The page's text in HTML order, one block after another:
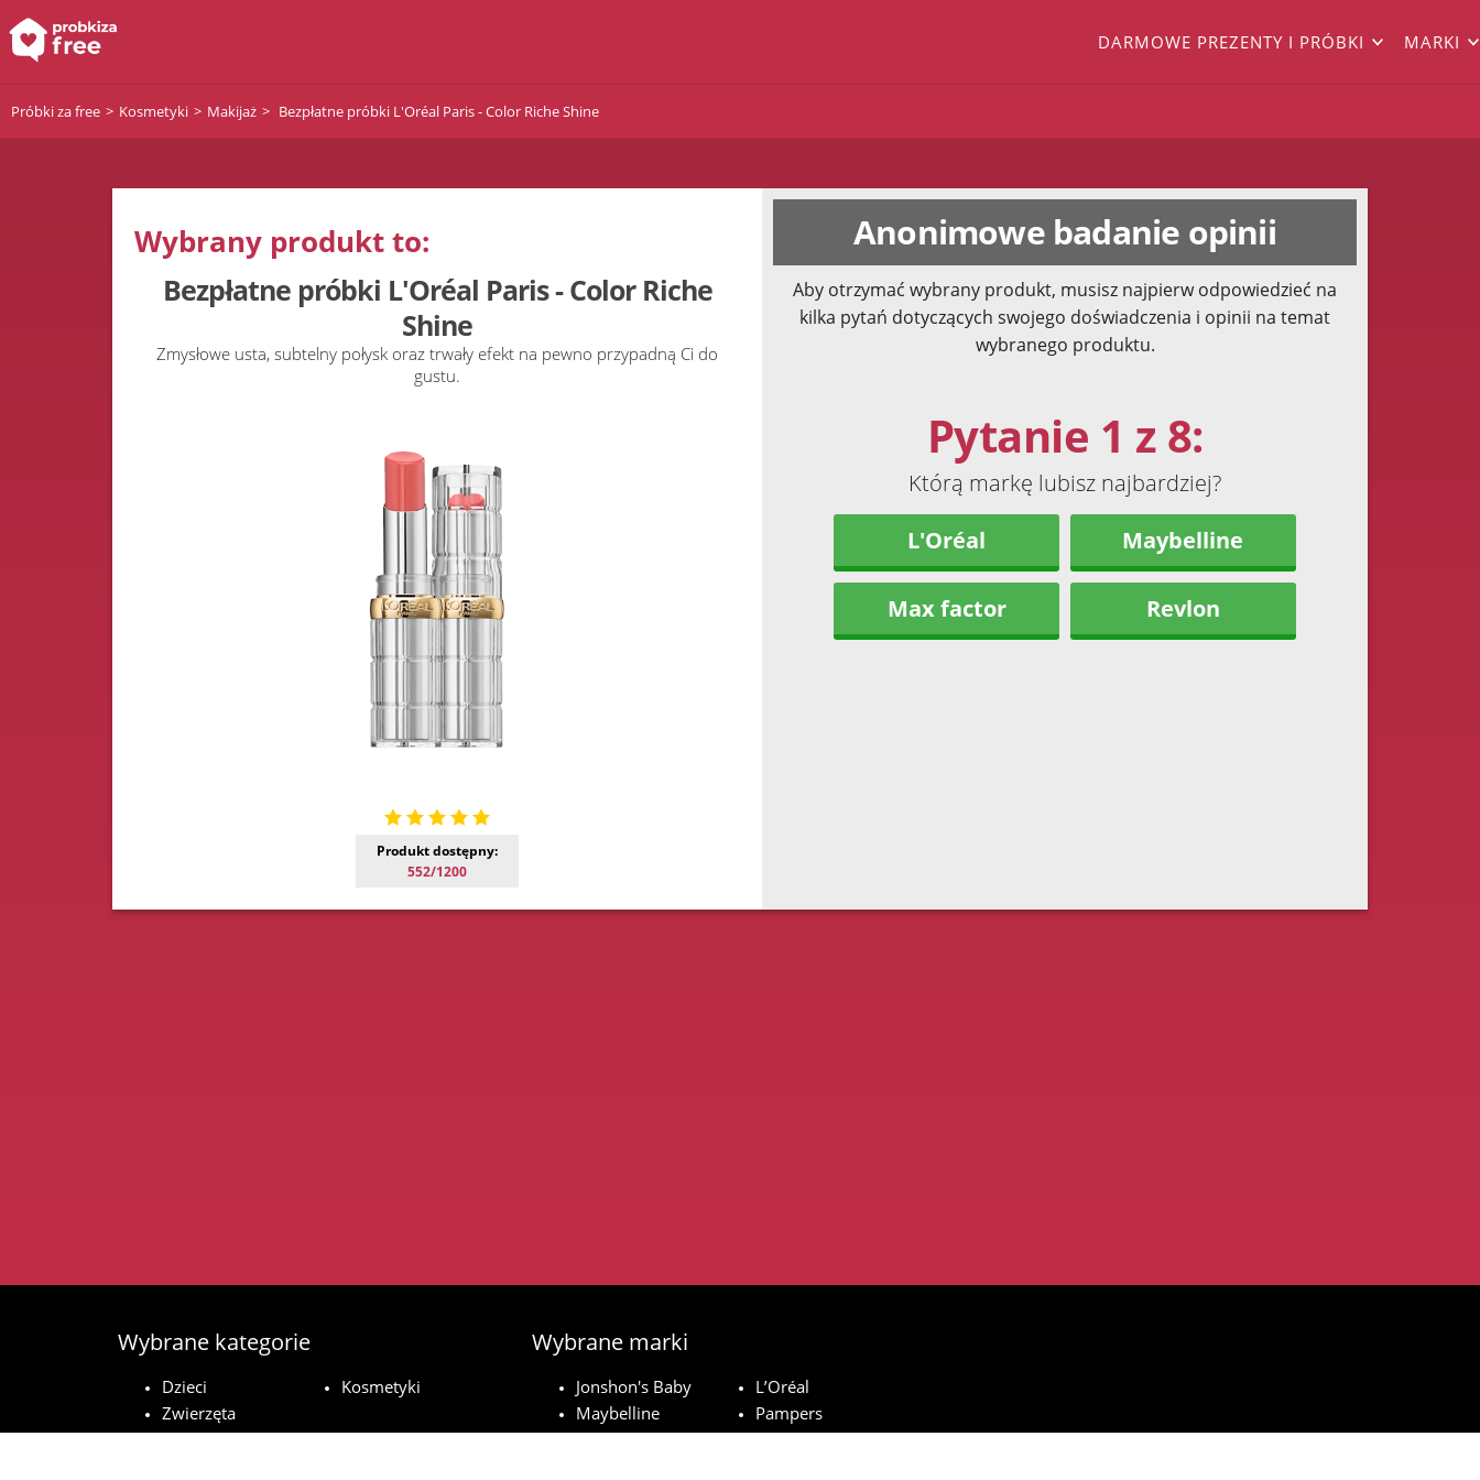
DARMOWE PREZENTY I PRÓBKI MARKI
Próbki za free Kosmetyki Makijaż Bezpłatne próbki L'Oréal Paris - Color Riche Shine
Wybrany produkt to:
Bezpłatne próbki L'Oréal Paris - Color Riche
Shine
Zmysłowe usta, subtelny połysk oraz trwały efekt na pewno przypadną Ci do
gustu.
Produkt dostępny:
552/1200
Anonimowe badanie opinii
Aby otrzymać wybrany produkt, musisz najpierw odpowiedzieć na
kilka pytań dotyczących swojego doświadczenia i opinii na temat
wybranego produktu.
Pytanie 1 z 8:
Którą markę lubisz najbardziej?
L'Oréal
Maybelline
Max factor Revlon
Wybrane kategorie
Dzieci
Kosmetyki
Zwierzęta
domowe
Wybrane marki
Jonshon's Baby
L’Oréal
Maybelline
Pampers
Royal Canin